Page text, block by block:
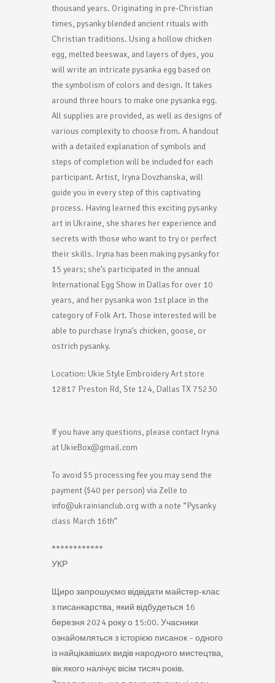
thousand years. Originating in pre-Christian
times, pysanky blended ancient rituals with
Christian traditions. Using a hollow chicken
egg, melted beeswax, and layers of dyes, you
will write an intricate pysanka egg based on
the symbolism of colors and design. It takes
around three hours to make one pysanka egg.
All supplies are provided, as well as designs of
various complexity to choose from. A handout
with a detailed explanation of symbols and
steps of completion will be included for each
participant. Artist, Iryna Dovzhanska, will
guide you in every step of this captivating
process. Having learned this exciting pysanky
art in Ukraine, she shares her experience and
secrets with those who want to try or perfect
their skills. Iryna has been making pysanky for
15 years; she’s participated in the annual
International Egg Show in Dallas for over 10
years, and her pysanka won 1st place in the
category of Folk Art. Those interested will be
able to purchase Iryna’s chicken, goose, or
ostrich pysanky.
Location: Ukie Style Embroidery Art store
12817 Preston Rd, Ste 124, Dallas TX 75230
If you have any questions, please contact Iryna
at UkieBox@gmail.com
To avoid $5 processing fee you may send the
payment ($40 per person) via Zelle to
info@ukrainianclub.org with a note “Pysanky
class March 16th”
************
УКР
Щиро запрошуємо відвідати майстер-клас
з писанкарства, який відбудеться 16
березня 2024 року о 15:00. Учасники
ознайомляться з історією писанок – одного
із найцікавіших видів народного мистецтва,
вік якого налічує вісім тисяч років.